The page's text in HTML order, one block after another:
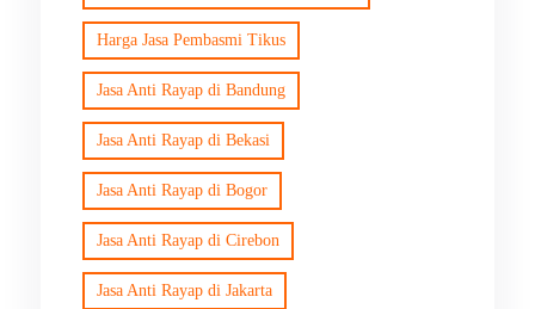
Harga Jasa Pembasmi Tikus
Jasa Anti Rayap di Bandung
Jasa Anti Rayap di Bekasi
Jasa Anti Rayap di Bogor
Jasa Anti Rayap di Cirebon
Jasa Anti Rayap di Jakarta